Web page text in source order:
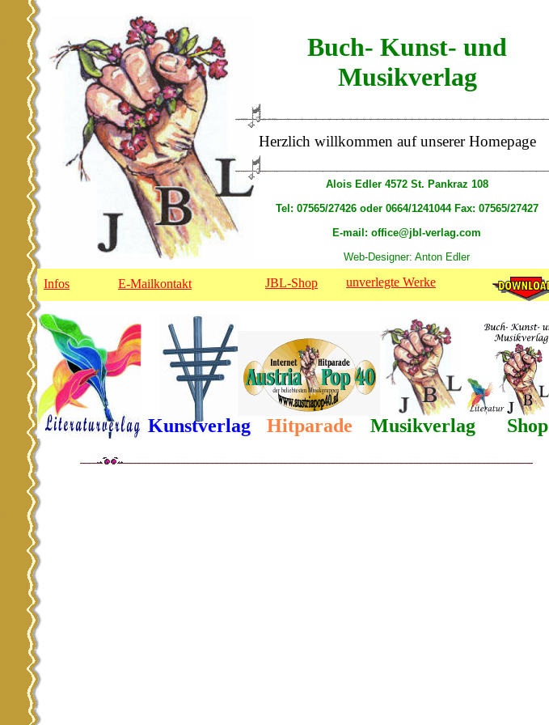
Musikverlag
Kunstverlag
Buch- Kunst- und
Musikverlag
Alois Edler 4572 St. Pankraz 108
Tel: 07565/27426 oder 0664/1241044 Fax: 07565/27427
E-mail: office@jbl-verlag.com
Web-Designer: Anton Edler
Herzlich willkommen auf unserer Homepage
Infos JBL-Shop
E-Mailkontakt
Hitparade
unverlegte Werke
Shop